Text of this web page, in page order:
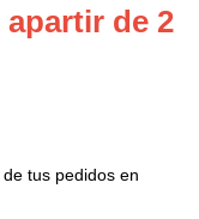
de 2
tus pedidos en